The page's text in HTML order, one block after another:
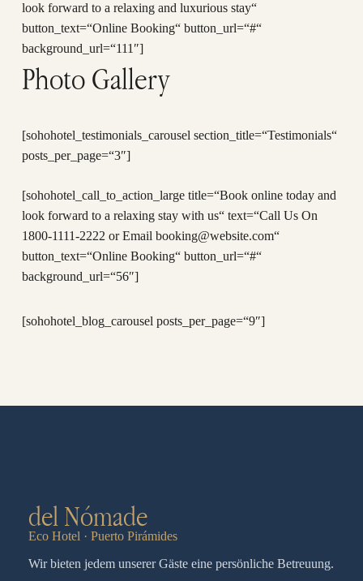
look forward to a relaxing and luxurious stay“
button_text=“Online Booking“ button_url=“#“
background_url=“111″]
Photo Gallery
[sohohotel_testimonials_carousel section_title=“Testimonials“
posts_per_page=“3″]
[sohohotel_call_to_action_large title=“Book online today and
look forward to a relaxing stay with us“ text=“Call Us On
1800-1111-2222 or Email booking@website.com“
button_text=“Online Booking“ button_url=“#“
background_url=“56″]
[sohohotel_blog_carousel posts_per_page=“9″]
del Nómade
Eco Hotel · Puerto Pirámides
Wir bieten jedem unserer Gäste eine persönliche Betreuung.